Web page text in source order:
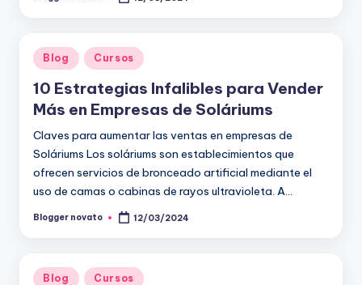
Publicado
en
Blog Cursos
10 Estrategias Infalibles para Vender
Más en Empresas de Soláriums
Claves para aumentar las ventas en empresas de
Soláriums Los soláriums son establecimientos que
ofrecen servicios de bronceado artificial mediante el
uso de camas o cabinas de rayos ultravioleta. A…
Publicado
Blogger novato 12/03/2024
Publicado
Blog Cursos